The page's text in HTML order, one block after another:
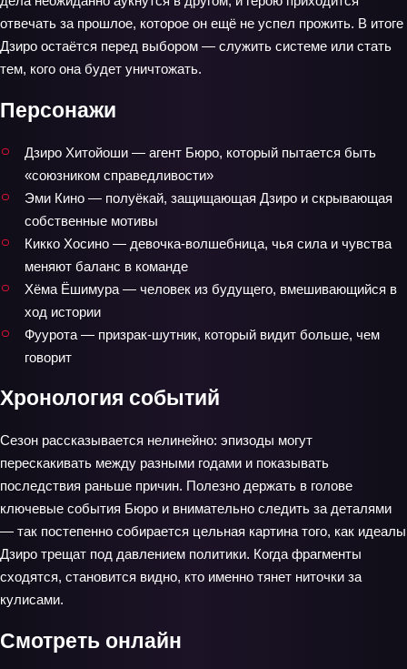
отвечать за прошлое, которое он ещё не успел прожить. В итоге
Дзиро остаётся перед выбором — служить системе или стать
тем, кого она будет уничтожать.
Персонажи
Дзиро Хитойоши — агент Бюро, который пытается быть
«союзником справедливости»
Эми Кино — полуёкай, защищающая Дзиро и скрывающая
собственные мотивы
Кикко Хосино — девочка‑волшебница, чья сила и чувства
меняют баланс в команде
Хёма Ёшимура — человек из будущего, вмешивающийся в
ход истории
Фуурота — призрак‑шутник, который видит больше, чем
говорит
Хронология событий
Сезон рассказывается нелинейно: эпизоды могут
перескакивать между разными годами и показывать
последствия раньше причин. Полезно держать в голове
ключевые события Бюро и внимательно следить за деталями
— так постепенно собирается цельная картина того, как идеалы
Дзиро трещат под давлением политики. Когда фрагменты
сходятся, становится видно, кто именно тянет ниточки за
кулисами.
Смотреть онлайн